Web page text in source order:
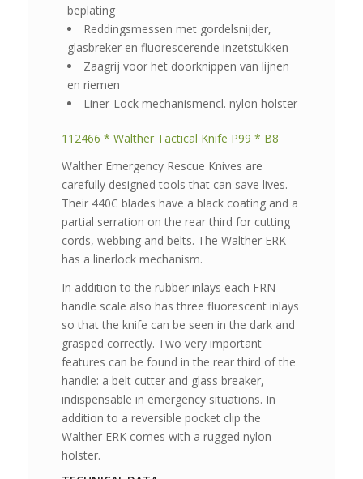
beplating
Reddingsmessen met gordelsnijder,
glasbreker en fluorescerende inzetstukken
Zaagrij voor het doorknippen van lijnen
en riemen
Liner-Lock mechanismencl. nylon holster
112466 * Walther Tactical Knife P99 * B8
Walther Emergency Rescue Knives are
carefully designed tools that can save lives.
Their 440C blades have a black coating and a
partial serration on the rear third for cutting
cords, webbing and belts. The Walther ERK
has a linerlock mechanism.
In addition to the rubber inlays each FRN
handle scale also has three fluorescent inlays
so that the knife can be seen in the dark and
grasped correctly. Two very important
features can be found in the rear third of the
handle: a belt cutter and glass breaker,
indispensable in emergency situations. In
addition to a reversible pocket clip the
Walther ERK comes with a rugged nylon
holster.